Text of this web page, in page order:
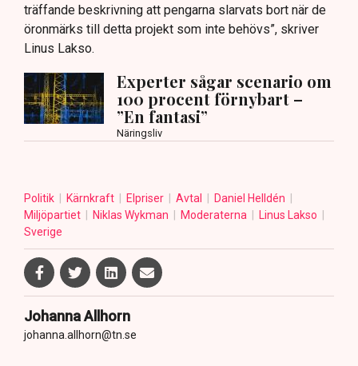
träffande beskrivning att pengarna slarvats bort när de
öronmärks till detta projekt som inte behövs”, skriver
Linus Lakso.
Experter sågar scenario om
100 procent förnybart –
”En fantasi”
Näringsliv
Politik Kärnkraft Elpriser Avtal
Daniel Helldén
Miljöpartiet
Niklas Wykman Moderaterna
Linus Lakso
Sverige
Johanna Allhorn
johanna.allhorn@tn.se